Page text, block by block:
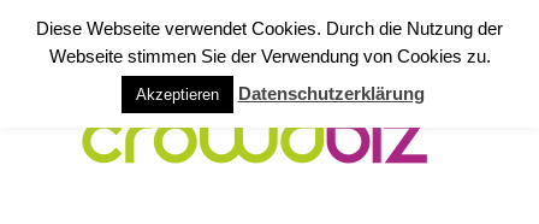
Diese Webseite verwendet Cookies. Durch die Nutzung der
Webseite stimmen Sie der Verwendung von Cookies zu.
Akzeptieren Datenschutzerklärung